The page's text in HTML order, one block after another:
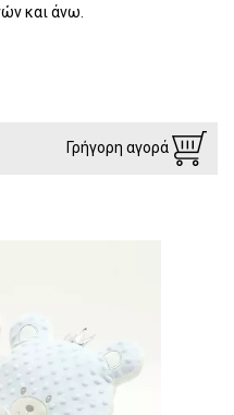
και άνω.
Γρήγορη αγορά